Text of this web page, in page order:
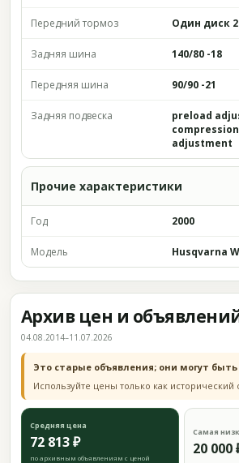
Передний тормоз Один диск
Задняя шина 140/80 -18
Передняя шина 90/90 -21
Задняя подвеска
preload
adjustment
Прочие характеристики
Год 2000
Модель Husqvarna
Архив цен и
04.08.2014–11.07.2026
Это старые объявления; они могут
Используйте цены только как исторический
Средняя цена
72 813 ₽
по архивным объявлениям с ценой
Самая
20 000